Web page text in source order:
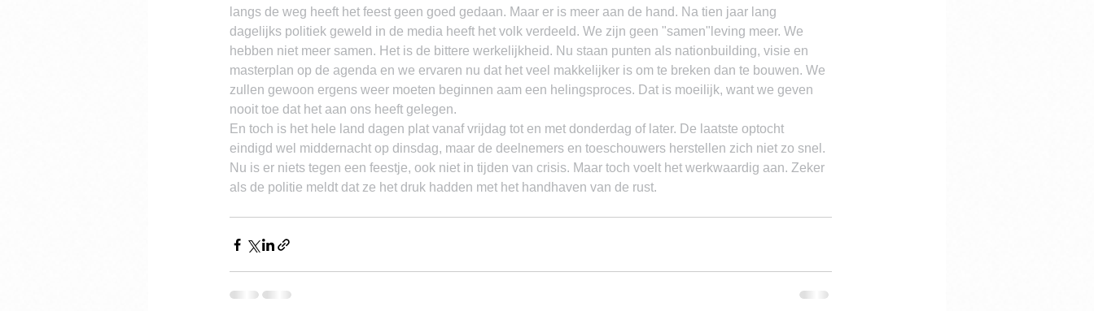
langs de weg heeft het feest geen goed gedaan. Maar er is meer aan de hand. Na tien jaar lang
dagelijks politiek geweld in de media heeft het volk verdeeld. We zijn geen "samen"leving meer. We
hebben niet meer samen. Het is de bittere werkelijkheid. Nu staan punten als nationbuilding, visie en
masterplan op de agenda en we ervaren nu dat het veel makkelijker is om te breken dan te bouwen. We
zullen gewoon ergens weer moeten beginnen aam een helingsproces. Dat is moeilijk, want we geven
nooit toe dat het aan ons heeft gelegen.
En toch is het hele land dagen plat vanaf vrijdag tot en met donderdag of later. De laatste optocht
eindigd wel middernacht op dinsdag, maar de deelnemers en toeschouwers herstellen zich niet zo snel.
Nu is er niets tegen een feestje, ook niet in tijden van crisis. Maar toch voelt het werkwaardig aan. Zeker
als de politie meldt dat ze het druk hadden met het handhaven van de rust.